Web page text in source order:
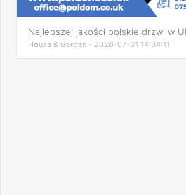
House & Garden - 2026-07-31 14:34:11